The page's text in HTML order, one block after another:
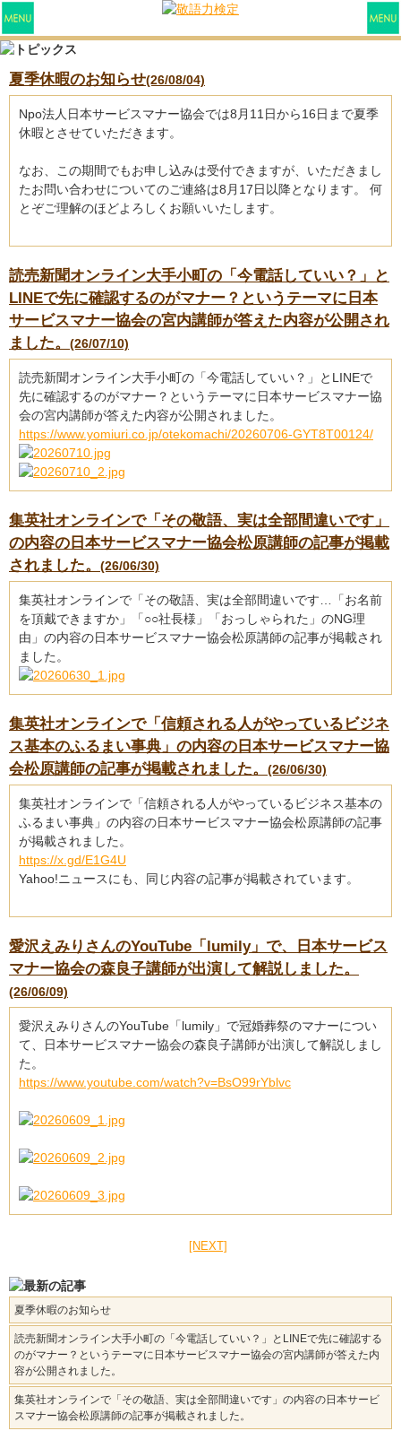
夏季休暇のお知らせ(26/08/04)
Npo法人日本サービスマナー協会では8月11日から16日まで夏季
休暇とさせていただきます。
なお、この期間でもお申し込みは受付できますが、いただきまし
たお問い合わせについてのご連絡は8月17日以降となります。 何
とぞご理解のほどよろしくお願いいたします。
読売新聞オンライン大手小町の「今電話していい？」と
LINEで先に確認するのがマナー？というテーマに日本
サービスマナー協会の宮内講師が答えた内容が公開され
ました。 (26/07/10)
読売新聞オンライン大手小町の「今電話していい？」とLINEで
先に確認するのがマナー？というテーマに日本サービスマナー協
会の宮内講師が答えた内容が公開されました。
https://www.yomiuri.co.jp/otekomachi/20260706-GYT8T00124/
集英社オンラインで「その敬語、実は全部間違いです」
の内容の日本サービスマナー協会松原講師の記事が掲載
されました。 (26/06/30)
集英社オンラインで「その敬語、実は全部間違いです…「お名前
を頂戴できますか」「○○社長様」「おっしゃられた」のNG理
由」の内容の日本サービスマナー協会松原講師の記事が掲載され
ました。
集英社オンラインで「信頼される人がやっているビジネ
ス基本のふるまい事典」の内容の日本サービスマナー協
会松原講師の記事が掲載されました。 (26/06/30)
集英社オンラインで「信頼される人がやっているビジネス基本の
ふるまい事典」の内容の日本サービスマナー協会松原講師の記事
が掲載されました。
https://x.gd/E1G4U
Yahoo!ニュースにも、同じ内容の記事が掲載されています。
愛沢えみりさんのYouTube「lumily」で、日本サービス
マナー協会の森良子講師が出演して解説しました。
(26/06/09)
愛沢えみりさんのYouTube「lumily」で冠婚葬祭のマナーについ
て、日本サービスマナー協会の森良子講師が出演して解説しまし
た。
https://www.youtube.com/watch?v=BsO99rYblvc
[NEXT]
夏季休暇のお知らせ
読売新聞オンライン大手小町の「今電話していい？」とLINEで先に確認する
のがマナー？というテーマに日本サービスマナー協会の宮内講師が答えた内
容が公開されました。
集英社オンラインで「その敬語、実は全部間違いです」の内容の日本サービ
スマナー協会松原講師の記事が掲載されました。